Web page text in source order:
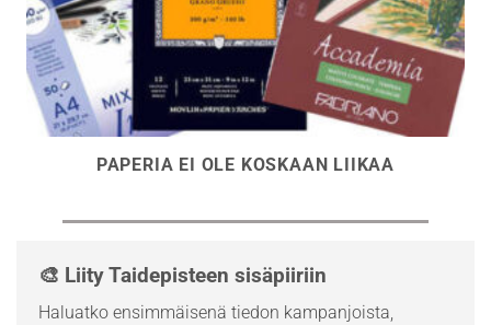
PAPERIA EI OLE KOSKAAN LIIKAA
🎨 Liity Taidepisteen sisäpiiriin
Haluatko ensimmäisenä tiedon kampanjoista,